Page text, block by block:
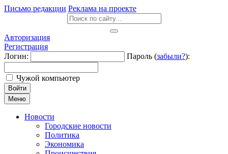
Письмо редакции Реклама на проекте
Авторизация
Регистрация
Логин:
Пароль (забыли?):
Чужой компьютер
Войти
Меню
Новости
Городские новости
Политика
Экономика